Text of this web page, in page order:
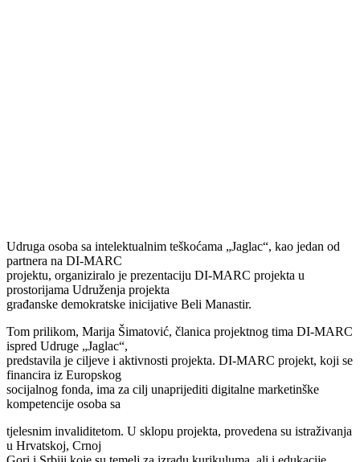
Udruga osoba sa intelektualnim teškoćama „Jaglac“, kao jedan od
partnera na DI-MARC
projektu, organiziralo je prezentaciju DI-MARC projekta u
prostorijama Udruženja projekta
građanske demokratske inicijative Beli Manastir.
Tom prilikom, Marija Šimatović, članica projektnog tima DI-MARC
ispred Udruge „Jaglac“,
predstavila je ciljeve i aktivnosti projekta. DI-MARC projekt, koji se
financira iz Europskog
socijalnog fonda, ima za cilj unaprijediti digitalne marketinške
kompetencije osoba sa
tjelesnim invaliditetom. U sklopu projekta, provedena su istraživanja
u Hrvatskoj, Crnoj